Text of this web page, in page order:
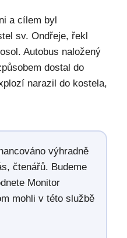
a cílem byl
sv. Ondřeje, řekl
Autobus naložený
dostal do
narazil do kostela,
výhradně
čtenářů. Budeme
Monitor
mohli v této službě